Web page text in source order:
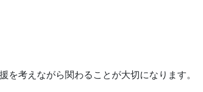
を考えながら関わることが大切になります。